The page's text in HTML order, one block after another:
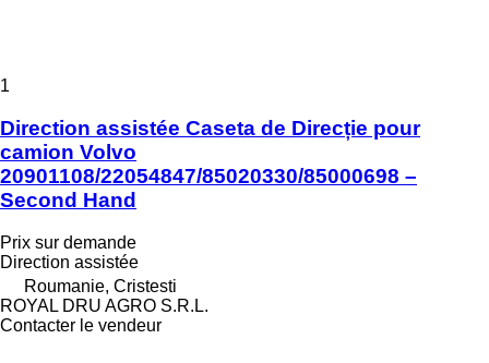
1
Direction assistée Caseta de Direcție pour
camion Volvo
20901108/22054847/85020330/85000698 –
Second Hand
Prix sur demande
Direction assistée
Roumanie, Cristesti
ROYAL DRU AGRO S.R.L.
Contacter le vendeur